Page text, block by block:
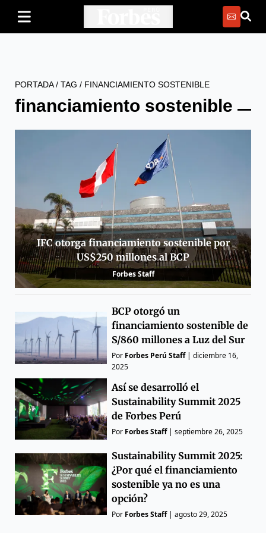
PORTADA/ TAG / FINANCIAMIENTO SOSTENIBLE
financiamiento sostenible
IFC otorga financiamiento sostenible por
US$250 millones al BCP
Forbes Staff
BCP otorgó un
financiamiento sostenible de
S/860 millones a Luz del Sur
Por Forbes Perú Staff|diciembre 16,
2025
Así se desarrolló el
Sustainability Summit 2025
de Forbes Perú
Por Forbes Staff|septiembre 26, 2025
Sustainability Summit 2025:
¿Por qué el financiamiento
sostenible ya no es una
opción?
Por Forbes Staff|agosto 29, 2025